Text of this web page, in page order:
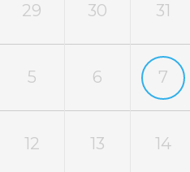
29 30 31
5 6 7
12 13 14